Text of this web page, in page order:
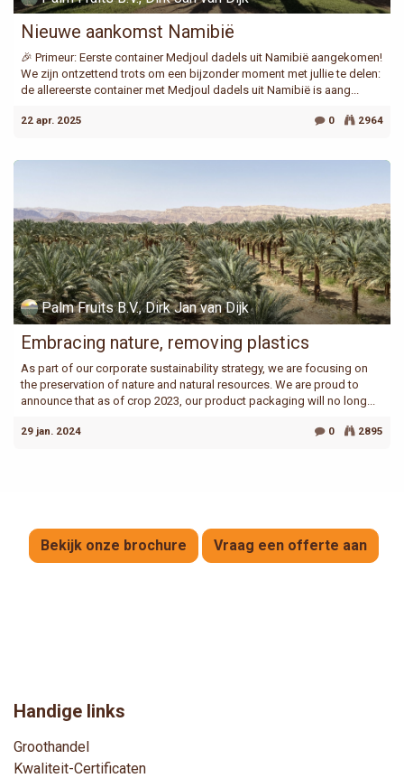
Nieuwe aankomst Namibië
🎉 Primeur: Eerste container Medjoul dadels uit Namibië aangekomen!
We zijn ontzettend trots om een bijzonder moment met jullie te delen:
de allereerste container met Medjoul dadels uit Namibië is aang...
22 apr. 2025 0 2964
Palm Fruits B.V., Dirk Jan van Dijk
Embracing nature, removing plastics
As part of our corporate sustainability strategy, we are focusing on
the preservation of nature and natural resources. We are proud to
announce that as of crop 2023, our product packaging will no long...
29 jan. 2024 0 2895
Bekijk onze brochure Vraag een offerte aan
Handige links
Groothandel
Kwaliteit-Certificaten